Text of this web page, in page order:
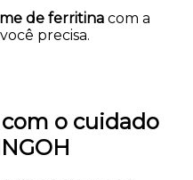
de ferritina com a
precisa.
o cuidado